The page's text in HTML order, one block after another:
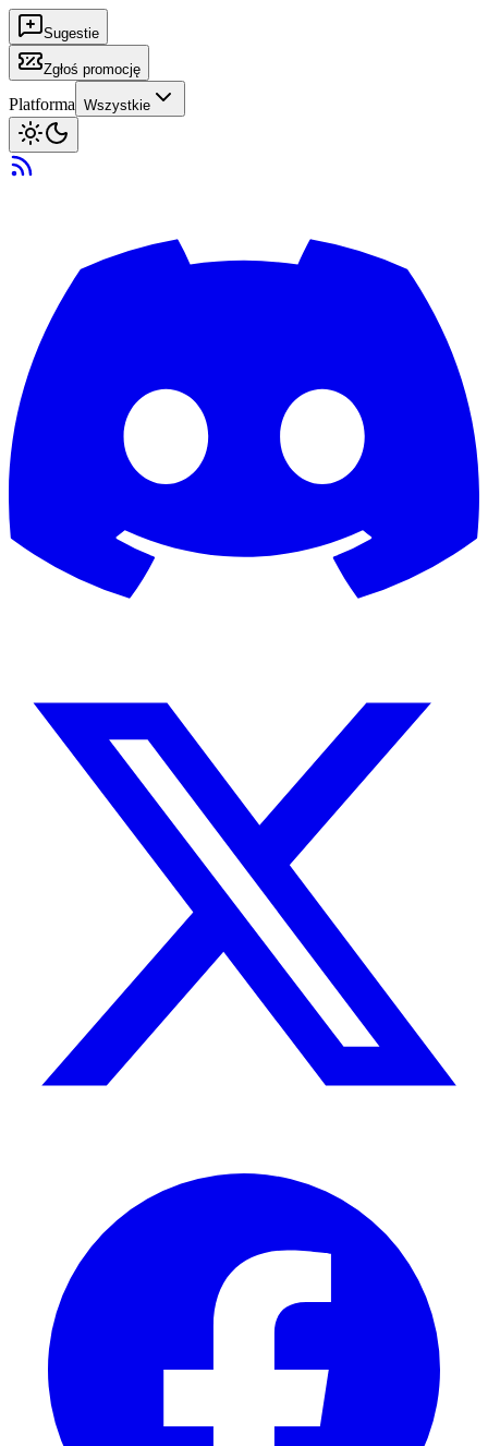
Sugestie
Zgłoś promocję
Platforma Wszystkie